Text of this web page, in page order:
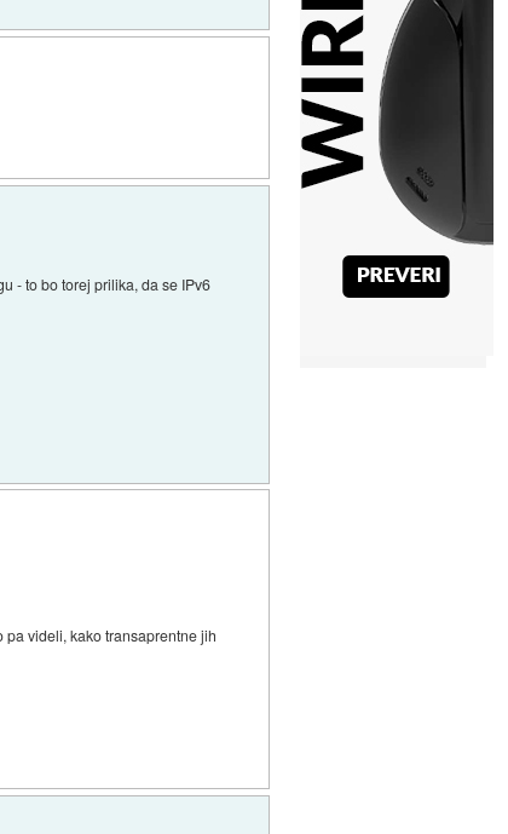
- to bo torej prilika, da se IPv6
videli, kako transaprentne jih